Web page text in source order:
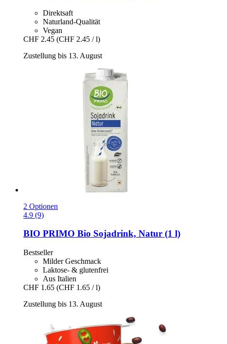
Direktsaft
Naturland-Qualität
Vegan
CHF 2.45 (CHF 2.45 / l)
Zustellung bis 13. August
2 Optionen
4.9 (9)
BIO PRIMO Bio Sojadrink, Natur (1 l)
Bestseller
Milder Geschmack
Laktose- & glutenfrei
Aus Italien
CHF 1.65 (CHF 1.65 / l)
Zustellung bis 13. August